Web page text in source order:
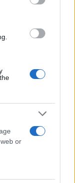
or
επώνυμοι που
στάχτη